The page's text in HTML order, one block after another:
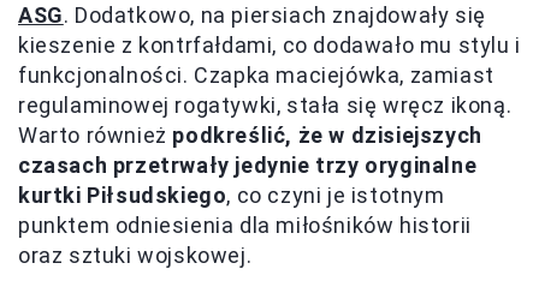
ASG. Dodatkowo, na piersiach znajdowały się
kieszenie z kontrfałdami, co dodawało mu stylu i
funkcjonalności. Czapka maciejówka, zamiast
regulaminowej rogatywki, stała się wręcz ikoną.
Warto również podkreślić, że w dzisiejszych
czasach przetrwały jedynie trzy oryginalne
kurtki Piłsudskiego, co czyni je istotnym
punktem odniesienia dla miłośników historii
oraz sztuki wojskowej.